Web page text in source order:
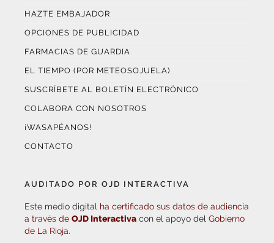
HAZTE EMBAJADOR
OPCIONES DE PUBLICIDAD
FARMACIAS DE GUARDIA
EL TIEMPO (POR METEOSOJUELA)
SUSCRÍBETE AL BOLETÍN ELECTRÓNICO
COLABORA CON NOSOTROS
¡WASAPÉANOS!
CONTACTO
AUDITADO POR OJD INTERACTIVA
Este medio digital ha certificado sus datos de audiencia
a través de OJD Interactiva con el apoyo del Gobierno
de La Rioja.